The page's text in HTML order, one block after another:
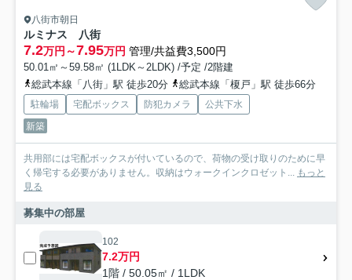
八街市朝日
ルミナス 八街
7.2万円～7.95万円 管理/共益費3,500円
50.01㎡～59.58㎡ (1LDK～2LDK) /予定 /2階建
総武本線「八街」駅 徒歩20分
総武本線「榎戸」駅 徒歩66分
駐輪場 宅配ボックス 防犯カメラ
公共下水
新築
共用部には宅配ボックスが付いているので、荷物の受け取りのために早
く帰宅する必要がありません。収納はウォークインクロゼット... もっと
見る
募集中の部屋
102
7.2万円
1階 / 50.05㎡ / 1LDK